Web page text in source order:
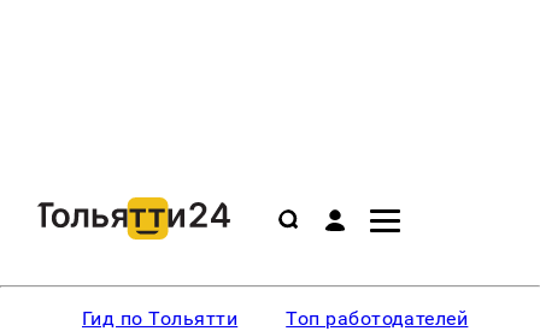
Гид по Тольятти Топ работодателей